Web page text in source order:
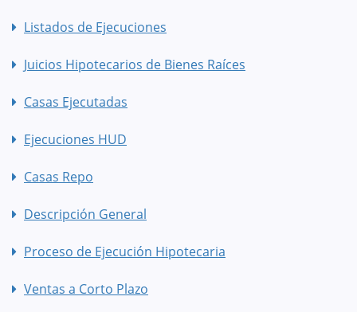
Listados de Ejecuciones
Juicios Hipotecarios de Bienes Raíces
Casas Ejecutadas
Ejecuciones HUD
Casas Repo
Descripción General
Proceso de Ejecución Hipotecaria
Ventas a Corto Plazo